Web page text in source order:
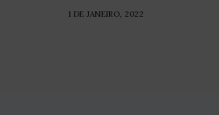
1 DE JANEIRO, 2022